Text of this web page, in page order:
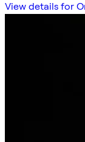
View details for